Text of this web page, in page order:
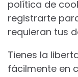
política de
registrarte
requieran tus
Tienes la
fácilmente en